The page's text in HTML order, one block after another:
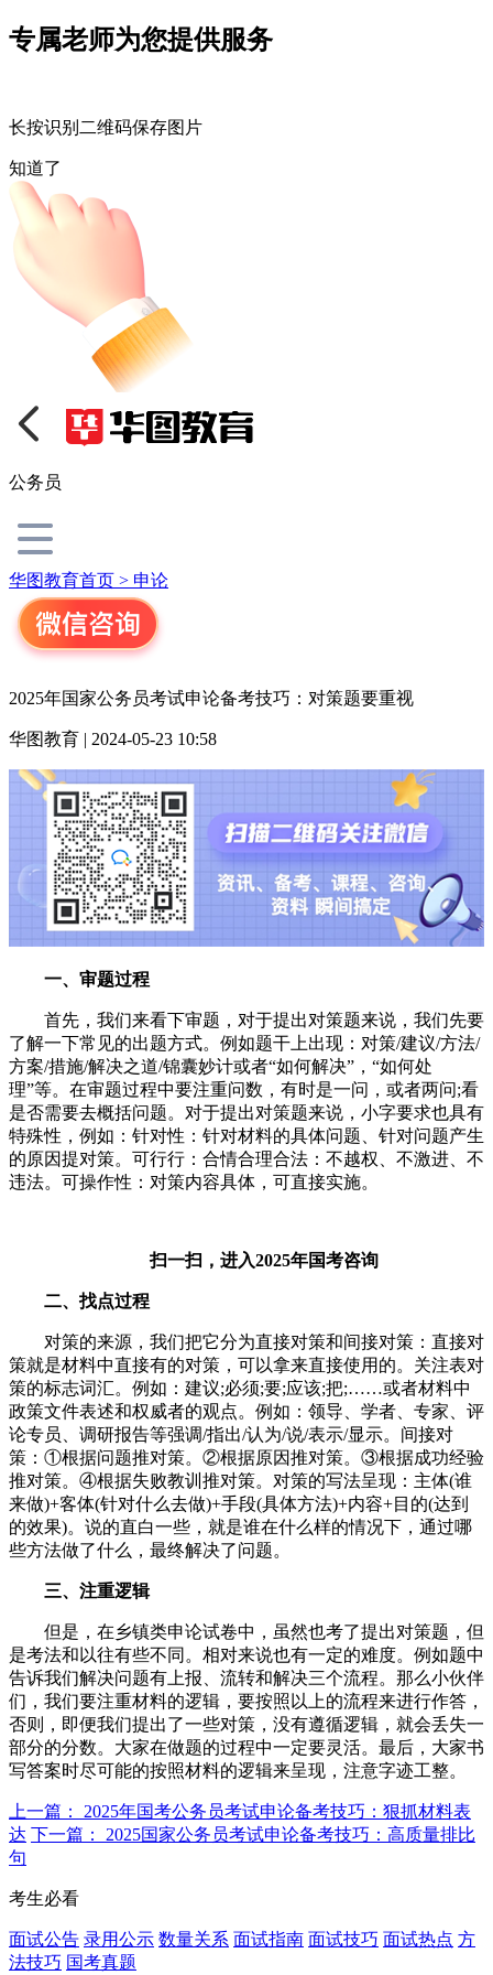
专属老师为您提供服务
长按识别二维码保存图片
知道了
公务员
华图教育首页 > 申论
2025年国家公务员考试申论备考技巧：对策题要重视
华图教育 | 2024-05-23 10:58
一、审题过程
首先，我们来看下审题，对于提出对策题来说，我们先要
了解一下常见的出题方式。例如题干上出现：对策/建议/方法/
方案/措施/解决之道/锦囊妙计或者“如何解决”，“如何处
理”等。在审题过程中要注重问数，有时是一问，或者两问;看
是否需要去概括问题。对于提出对策题来说，小字要求也具有
特殊性，例如：针对性：针对材料的具体问题、针对问题产生
的原因提对策。可行行：合情合理合法：不越权、不激进、不
违法。可操作性：对策内容具体，可直接实施。
扫一扫，进入2025年国考咨询
二、找点过程
对策的来源，我们把它分为直接对策和间接对策：直接对
策就是材料中直接有的对策，可以拿来直接使用的。关注表对
策的标志词汇。例如：建议;必须;要;应该;把;……或者材料中
政策文件表述和权威者的观点。例如：领导、学者、专家、评
论专员、调研报告等强调/指出/认为/说/表示/显示。间接对
策：①根据问题推对策。②根据原因推对策。③根据成功经验
推对策。④根据失败教训推对策。对策的写法呈现：主体(谁
来做)+客体(针对什么去做)+手段(具体方法)+内容+目的(达到
的效果)。说的直白一些，就是谁在什么样的情况下，通过哪
些方法做了什么，最终解决了问题。
三、注重逻辑
但是，在乡镇类申论试卷中，虽然也考了提出对策题，但
是考法和以往有些不同。相对来说也有一定的难度。例如题中
告诉我们解决问题有上报、流转和解决三个流程。那么小伙伴
们，我们要注重材料的逻辑，要按照以上的流程来进行作答，
否则，即便我们提出了一些对策，没有遵循逻辑，就会丢失一
部分的分数。大家在做题的过程中一定要灵活。最后，大家书
写答案时尽可能的按照材料的逻辑来呈现，注意字迹工整。
上一篇： 2025年国考公务员考试申论备考技巧：狠抓材料表
达 下一篇： 2025国家公务员考试申论备考技巧：高质量排比
句
考生必看
面试公告 录用公示 数量关系 面试指南 面试技巧 面试热点 方
法技巧 国考真题